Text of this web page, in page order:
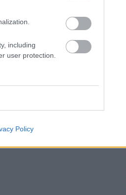
including
user protection.
Policy